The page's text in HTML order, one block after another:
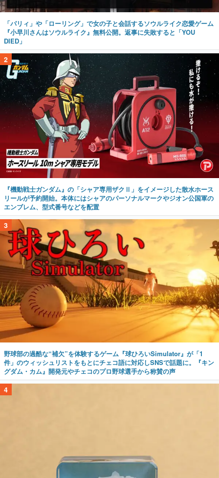
「パリィ」や「ローリング」で女の子と会話するソウルライク恋愛ゲーム
『小早川さんはソウルライク』無料公開。返事に失敗すると「YOU
DIED」
2
『機動戦士ガンダム』の「シャア専用ザクⅡ」をイメージした散水ホース
リールが予約開始。本体にはシャアのパーソナルマークやジオン公国軍の
エンブレム、型式番号などを配置
3
野球部の過酷な“補欠”を体験するゲーム『球ひろいSimulator』が「1
件」のウィッシュリストをもとにチェコ語に対応しSNSで話題に。『キン
グダム・カム』開発元やチェコのプロ野球選手から称賛の声
4